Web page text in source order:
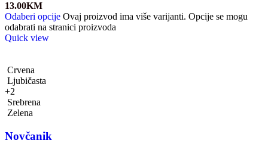
13.00KM
Odaberi opcije Ovaj proizvod ima više varijanti. Opcije se mogu
odabrati na stranici proizvoda
Quick view
Crvena
Ljubičasta
+2
Srebrena
Zelena
Novčanik